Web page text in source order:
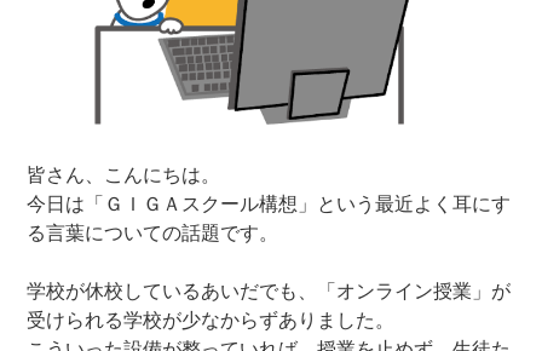
皆さん、こんにちは。
今日は「ＧＩＧＡスクール構想」という最近よく耳にす
る言葉についての話題です。
学校が休校しているあいだでも、「オンライン授業」が
受けられる学校が少なからずありました。